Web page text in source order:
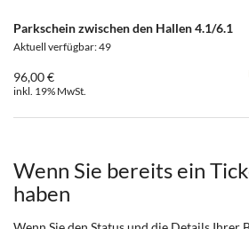
Parkschein zwischen den Hallen 4.1/6.1
Aktuell verfügbar: 49
96,00 €
inkl. 19% MwSt.
Wenn Sie bereits ein
haben